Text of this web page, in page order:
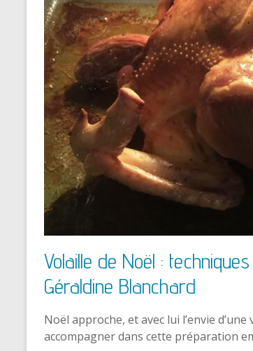
Volaille de Noël :
Géraldine Blanchard
Noël approche, et avec lui l’envie
accompagner dans cette préparation